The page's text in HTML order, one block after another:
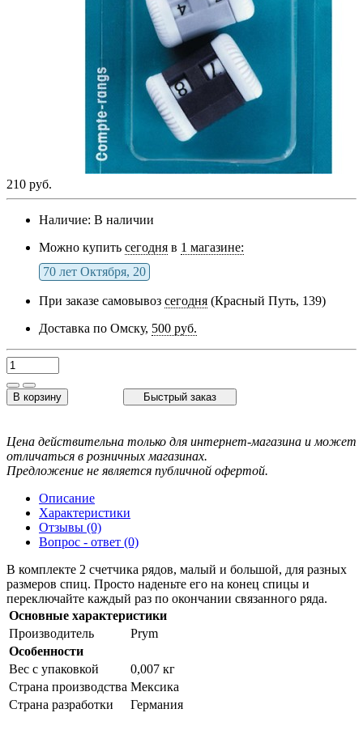
210 руб.
Наличие: В наличии
Можно купить сегодня в 1 магазине:
70 лет Октября, 20
При заказе самовывоз сегодня (Красный Путь, 139)
Доставка по Омску, 500 руб.
В корзину Быстрый заказ
Цена действительна только для интернет-магазина и может
отличаться в розничных магазинах.
Предложение не является публичной офертой.
Описание
Характеристики
Отзывы (0)
Вопрос - ответ (0)
В комплекте 2 счетчика рядов, малый и большой, для разных
размеров спиц. Просто наденьте его на конец спицы и
переключайте каждый раз по окончании связанного ряда.
Основные характеристики
Производитель
Prym
Особенности
Вес с упаковкой
0,007 кг
Страна производства Мексика
Страна разработки
Германия